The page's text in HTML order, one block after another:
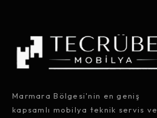
Marmara Bölgesi'nin en geniş
kapsamlı mobilya teknik servis ve